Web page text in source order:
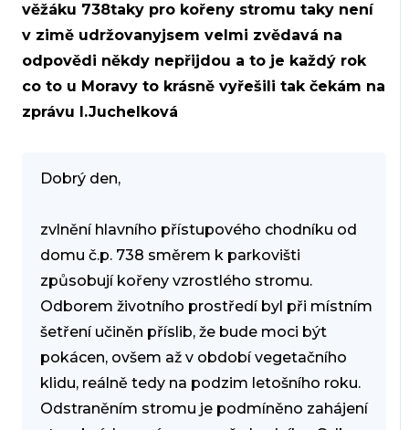
věžáku 738taky pro kořeny stromu taky není
v zimě udržovanyjsem velmi zvědavá na
odpovědi někdy nepřijdou a to je každý rok
co to u Moravy to krásně vyřešili tak čekám na
zprávu I.Juchelková
Dobrý den,
zvlnění hlavního přístupového chodníku od
domu č.p. 738 směrem k parkovišti
způsobují kořeny vzrostlého stromu.
Odborem životního prostředí byl při místním
šetření učiněn příslib, že bude moci být
pokácen, ovšem až v období vegetačního
klidu, reálně tedy na podzim letošního roku.
Odstraněním stromu je podmíněno zahájení